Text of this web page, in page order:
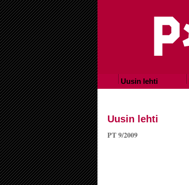
Uusin lehti
Uusin lehti
PT 9/2009